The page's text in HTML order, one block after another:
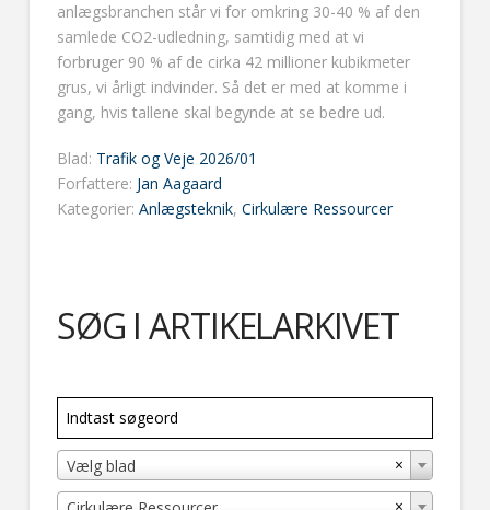
anlægsbranchen står vi for omkring 30-40 % af den
samlede CO2-udledning, samtidig med at vi
forbruger 90 % af de cirka 42 millioner kubikmeter
grus, vi årligt indvinder. Så det er med at komme i
gang, hvis tallene skal begynde at se bedre ud.
Blad: Trafik og Veje 2026/01
Forfattere: Jan Aagaard
Kategorier: Anlægsteknik, Cirkulære Ressourcer
SØG I ARTIKELARKIVET
×
Vælg blad